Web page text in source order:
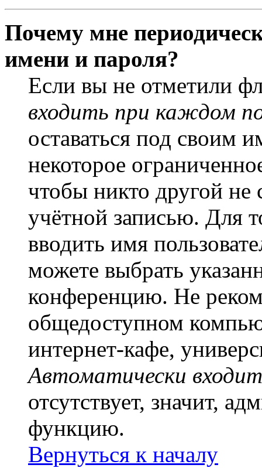
Почему мне
имени и пароля?
Если вы не отметили
входить при каждом
оставаться под своим
некоторое
чтобы никто другой не
учётной записью. Для
вводить имя
можете выбрать
конференцию. Не
общедоступном
интернет-кафе,
Автоматически
отсутствует, значит,
функцию.
Вернуться к началу